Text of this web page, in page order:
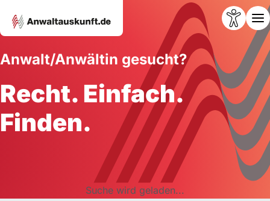
Anwalt/Anwältin gesucht?
Recht. Einfach.
Finden.
Suche wird geladen...